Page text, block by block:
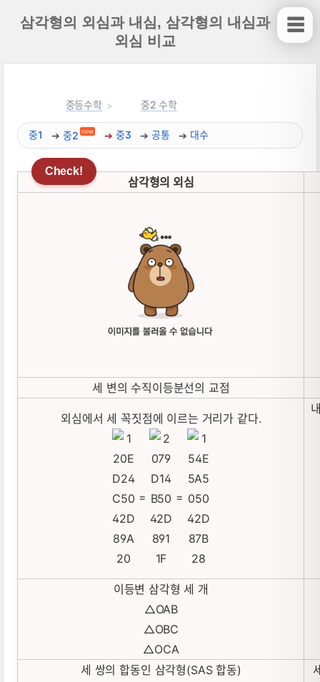
삼각형의 외심과 내심, 삼각형의 내심과
외심 비교
중등수학 중2 수학
중1 중2 now 중3 공통 대수
삼각형의 외심
세 변의 수직이등분선의 교점
외심에서 세 꼭짓점에 이르는 거리가 같다.
= =
이등변 삼각형 세 개
△OAB
△OBC
△OCA
세 쌍의 합동인 삼각형(SAS 합동)
☰